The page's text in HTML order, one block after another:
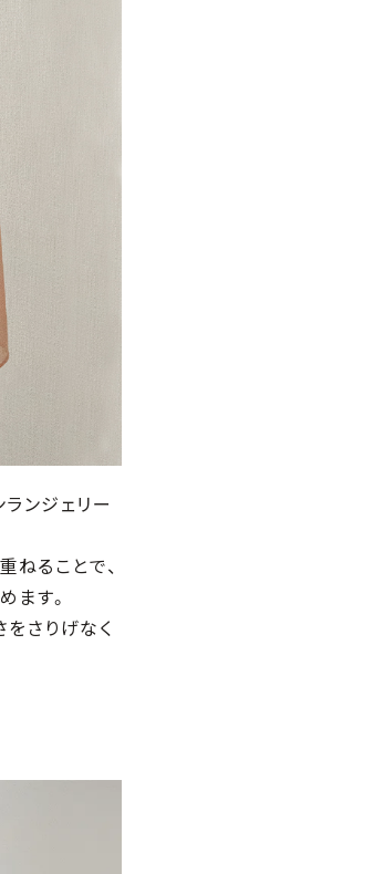
ンジェリー
ねることで、
ます。
さりげなく